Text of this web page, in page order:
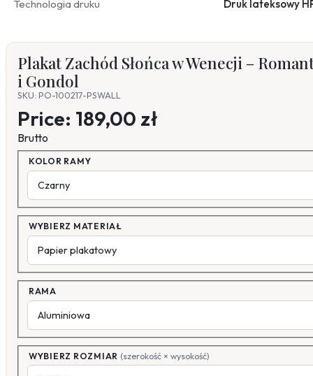
Technologia druku Druk lateksowy
Plakat Zachód Słońca w Wenecji –
i Gondol
SKU: PO-100217-PSWALL
Price: 189,00 zł
Brutto
KOLOR RAMY
WYBIERZ MATERIAŁ
RAMA
WYBIERZ ROZMIAR (szerokość × wysokość)